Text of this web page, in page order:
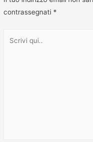
contrassegnati *